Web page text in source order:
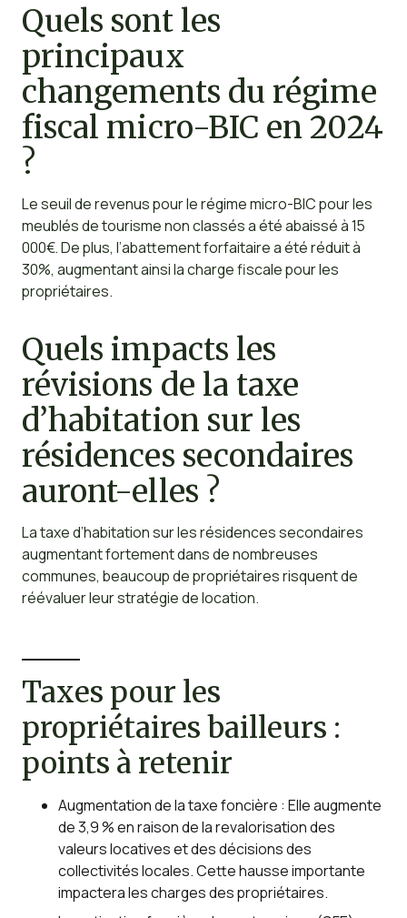
Quels sont les
principaux
changements du régime
fiscal micro-BIC en 2024
?
Le seuil de revenus pour le régime micro-BIC pour les
meublés de tourisme non classés a été abaissé à 15
000€. De plus, l’abattement forfaitaire a été réduit à
30%, augmentant ainsi la charge fiscale pour les
propriétaires.
Quels impacts les
révisions de la taxe
d’habitation sur les
résidences secondaires
auront-elles ?
La taxe d’habitation sur les résidences secondaires
augmentant fortement dans de nombreuses
communes, beaucoup de propriétaires risquent de
réévaluer leur stratégie de location.
Taxes pour les
propriétaires bailleurs :
points à retenir
Augmentation de la taxe foncière : Elle augmente
de 3,9 % en raison de la revalorisation des
valeurs locatives et des décisions des
collectivités locales. Cette hausse importante
impactera les charges des propriétaires.